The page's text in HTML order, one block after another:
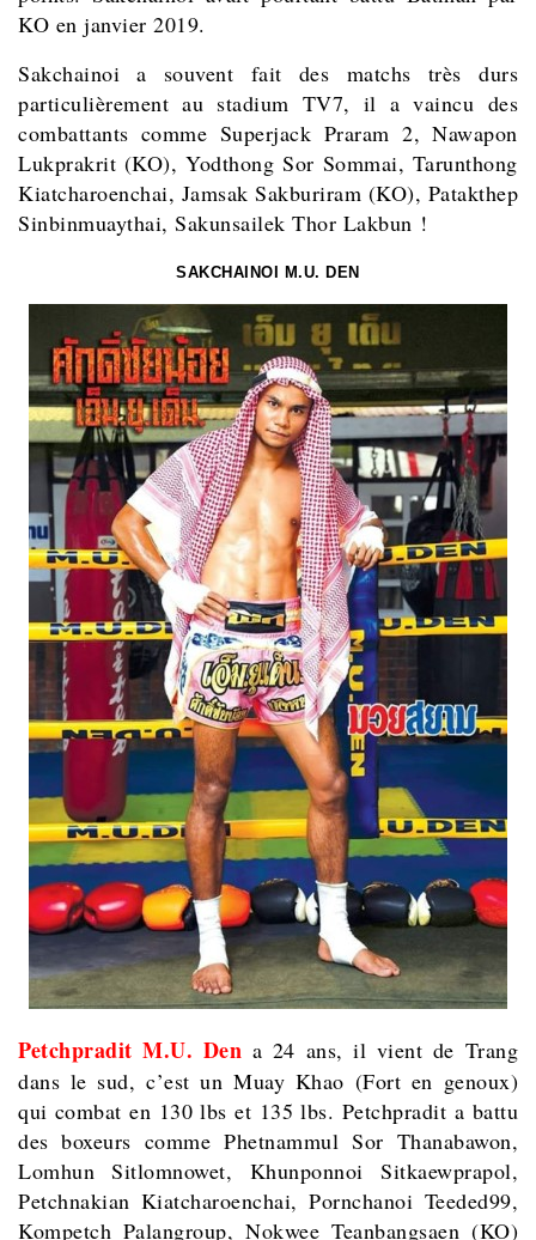
KO en janvier 2019.
Sakchainoi a souvent fait des matchs très durs
particulièrement au stadium TV7, il a vaincu des
combattants comme Superjack Praram 2, Nawapon
Lukprakrit (KO), Yodthong Sor Sommai, Tarunthong
Kiatcharoenchai, Jamsak Sakburiram (KO), Patakthep
Sinbinmuaythai, Sakunsailek Thor Lakbun !
SAKCHAINOI M.U. DEN
Petchpradit M.U. Den a 24 ans, il vient de Trang
dans le sud, c’est un Muay Khao (Fort en genoux)
qui combat en 130 lbs et 135 lbs. Petchpradit a battu
des boxeurs comme Phetnammul Sor Thanabawon,
Lomhun Sitlomnowet, Khunponnoi Sitkaewprapol,
Petchnakian Kiatcharoenchai, Pornchanoi Teeded99,
Kompetch Palangroup, Nokwee Teanbangsaen (KO)